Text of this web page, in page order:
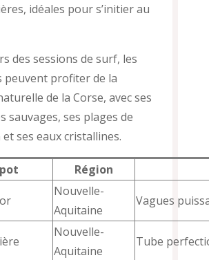
idéales pour s’initier au
des sessions de surf, les
peuvent profiter de la
de la Corse, avec ses
sauvages, ses plages de
ses eaux cristallines.
Région
Nouvelle-
Aquitaine
Vagues
Nouvelle-
Aquitaine
Tube